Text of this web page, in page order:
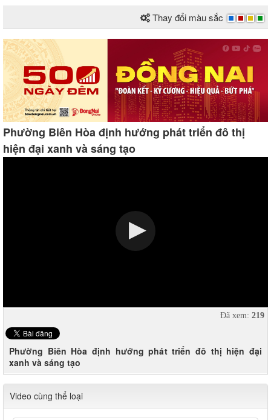
Thay đổi màu sắc
Phường Biên Hòa định hướng phát triển đô thị
hiện đại xanh và sáng tạo
Đã xem: 219
Phường Biên Hòa định hướng phát triển đô thị hiện đại
xanh và sáng tạo
Video cùng thể loại